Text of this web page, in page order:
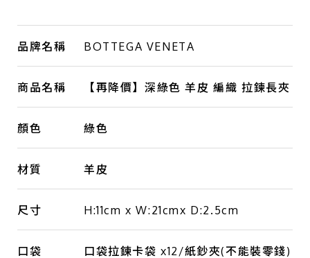
品牌名稱 BOTTEGA VENETA
商品名稱 【再降價】深綠色 羊皮 編織 拉鍊長夾
顏色 綠色
材質 羊皮
尺寸 H:11cm x W:21cmx D:2.5cm
口袋
口袋拉鍊卡袋 x12/紙鈔夾(不能裝零錢)